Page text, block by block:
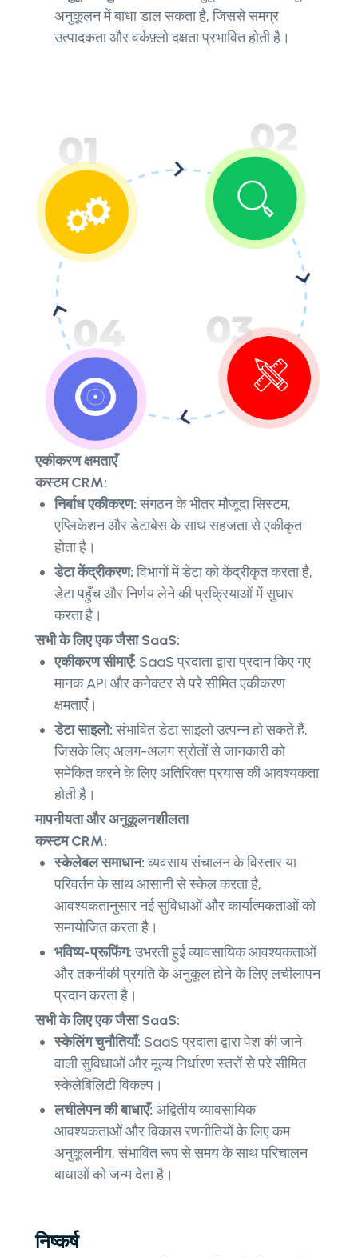
अनुकूलन में बाधा डाल सकता है, जिससे समग्र
उत्पादकता और वर्कफ़्लो दक्षता प्रभावित होती है।
एकीकरण क्षमताएँ
कस्टम CRM:
निर्बाध एकीकरण:संगठन के भीतर मौजूदा सिस्टम,
एप्लिकेशन और डेटाबेस के साथ सहजता से एकीकृत
होता है।
डेटा केंद्रीकरण:विभागों में डेटा को केंद्रीकृत करता है,
डेटा पहुँच और निर्णय लेने की प्रक्रियाओं में सुधार
करता है।
सभी के लिए एक जैसा SaaS:
एकीकरण सीमाएँ: SaaS प्रदाता द्वारा प्रदान किए गए
मानक API और कनेक्टर से परे सीमित एकीकरण
क्षमताएँ।
डेटा साइलो:संभावित डेटा साइलो उत्पन्न हो सकते हैं,
जिसके लिए अलग-अलग स्रोतों से जानकारी को
समेकित करने के लिए अतिरिक्त प्रयास की आवश्यकता
होती है।
मापनीयता और अनुकूलनशीलता
कस्टम CRM:
स्केलेबल समाधान:व्यवसाय संचालन के विस्तार या
परिवर्तन के साथ आसानी से स्केल करता है,
आवश्यकतानुसार नई सुविधाओं और कार्यात्मकताओं को
समायोजित करता है।
भविष्य-प्रूफिंग:उभरती हुई व्यावसायिक आवश्यकताओं
और तकनीकी प्रगति के अनुकूल होने के लिए लचीलापन
प्रदान करता है।
सभी के लिए एक जैसा SaaS:
स्केलिंग चुनौतियाँ: SaaS प्रदाता द्वारा पेश की जाने
वाली सुविधाओं और मूल्य निर्धारण स्तरों से परे सीमित
स्केलेबिलिटी विकल्प।
लचीलेपन की बाधाएँ: अद्वितीय व्यावसायिक
आवश्यकताओं और विकास रणनीतियों के लिए कम
अनुकूलनीय, संभावित रूप से समय के साथ परिचालन
बाधाओं को जन्म देता है।
निष्कर्ष